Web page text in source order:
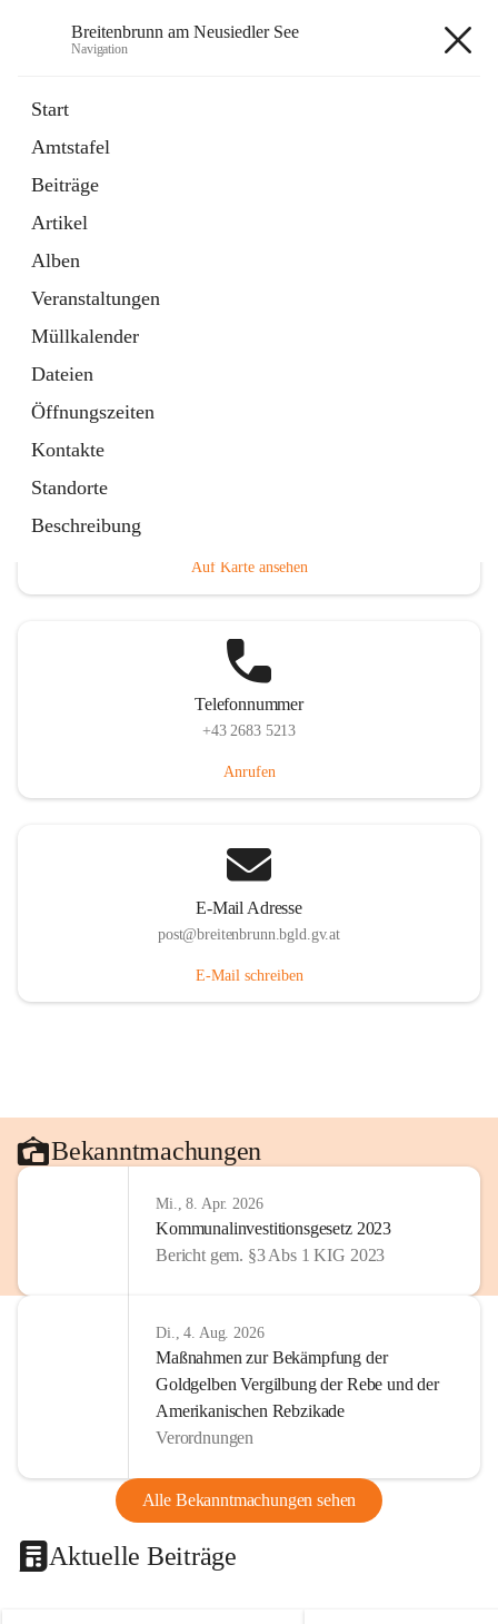
Breitenbrunn am Neusiedler See
Navigation
Start
Amtstafel
Beiträge
Artikel
Alben
Veranstaltungen
Müllkalender
Dateien
Öffnungszeiten
Kontakte
Standorte
Beschreibung
18 Schnellzugriffe
Gemeindeservice
Auf Karte ansehen
Telefonnummer
+43 2683 5213
Anrufen
E-Mail Adresse
post@breitenbrunn.bgld.gv.at
E-Mail schreiben
Bekanntmachungen
Mi., 8. Apr. 2026
Kommunalinvestitionsgesetz 2023
Bericht gem. §3 Abs 1 KIG 2023
Di., 4. Aug. 2026
Maßnahmen zur Bekämpfung der
Goldgelben Vergilbung der Rebe und der
Amerikanischen Rebzikade
Verordnungen
Alle Bekanntmachungen sehen
Aktuelle Beiträge